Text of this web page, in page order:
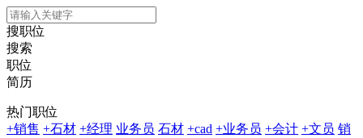
搜职位
搜索
职位
简历
热门职位
+销售 +石材 +经理 业务员 石材 +cad +业务员 +会计 +文员 销